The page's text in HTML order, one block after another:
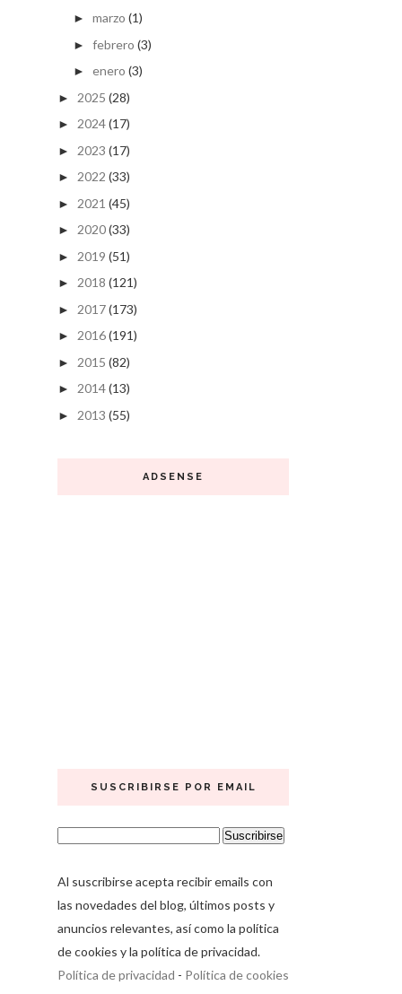
► marzo (1)
► febrero (3)
► enero (3)
► 2025 (28)
► 2024(17)
► 2023 (17)
► 2022 (33)
► 2021 (45)
► 2020(33)
► 2019 (51)
► 2018 (121)
► 2017(173)
► 2016(191)
► 2015 (82)
► 2014(13)
► 2013 (55)
ADSENSE
SUSCRIBIRSE POR EMAIL
Al suscribirse acepta recibir emails con
las novedades del blog, últimos posts y
anuncios relevantes, así como la política
de cookies y la política de privacidad.
Política de privacidad - Política de cookies